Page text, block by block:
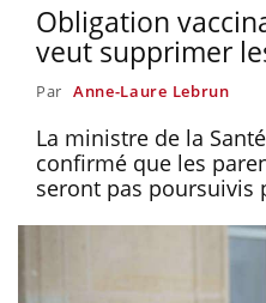
Obligation
veut supprimer
Par Anne-Laure Lebrun
La ministre de la
confirmé que les
seront pas poursuivis